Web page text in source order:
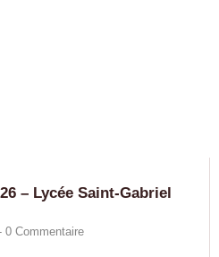
– Lycée Saint-Gabriel
0 Commentaire